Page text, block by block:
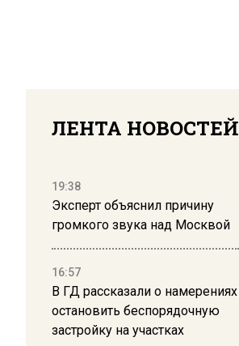
ЛЕНТА НОВОСТЕЙ
19:38
Эксперт объяснил причину
громкого звука над Москвой
16:57
В ГД рассказали о намерениях
остановить беспорядочную
застройку на участках